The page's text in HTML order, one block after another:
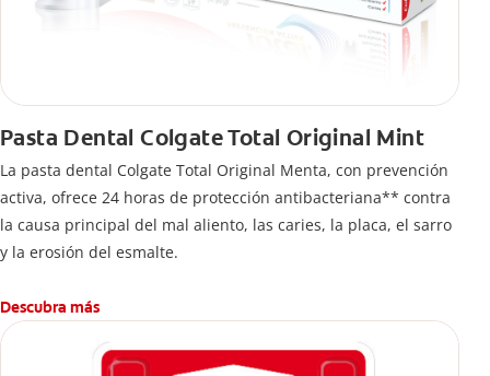
Pasta Dental Colgate Total Original Mint
La pasta dental Colgate Total Original Menta, con prevención
activa, ofrece 24 horas de protección antibacteriana** contra
la causa principal del mal aliento, las caries, la placa, el sarro
y la erosión del esmalte.
Descubra más